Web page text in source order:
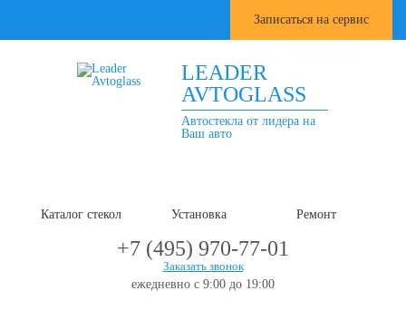
Записаться на сервис
LEADER
AVTOGLASS
Автостекла от лидера на
Ваш авто
Каталог стекол Установка Ремонт
+7 (495) 970-77-01
Заказать звонок
ежедневно с 9:00 до 19:00